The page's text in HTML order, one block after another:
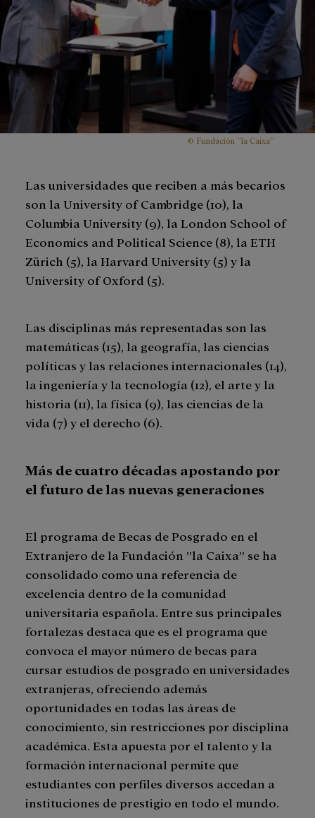
© Fundación ”la Caixa”
Las universidades que reciben a más becarios
son la University of Cambridge (10), la
Columbia University (9), la London School of
Economics and Political Science (8), la ETH
Zürich (5), la Harvard University (5) y la
University of Oxford (5).
Las disciplinas más representadas son las
matemáticas (15), la geografía, las ciencias
políticas y las relaciones internacionales (14),
la ingeniería y la tecnología (12), el arte y la
historia (11), la física (9), las ciencias de la
vida (7) y el derecho (6).
Más de cuatro décadas apostando por
el futuro de las nuevas generaciones
El programa de Becas de Posgrado en el
Extranjero de la Fundación ”la Caixa” se ha
consolidado como una referencia de
excelencia dentro de la comunidad
universitaria española. Entre sus principales
fortalezas destaca que es el programa que
convoca el mayor número de becas para
cursar estudios de posgrado en universidades
extranjeras, ofreciendo además
oportunidades en todas las áreas de
conocimiento, sin restricciones por disciplina
académica. Esta apuesta por el talento y la
formación internacional permite que
estudiantes con perfiles diversos accedan a
instituciones de prestigio en todo el mundo.